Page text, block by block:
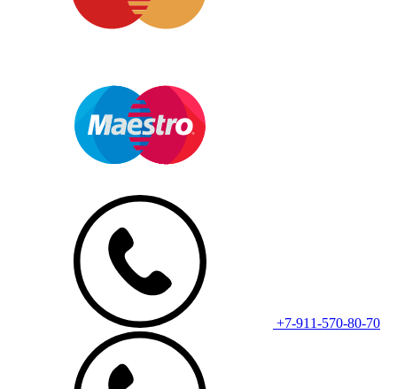
+7-911-570-80-70